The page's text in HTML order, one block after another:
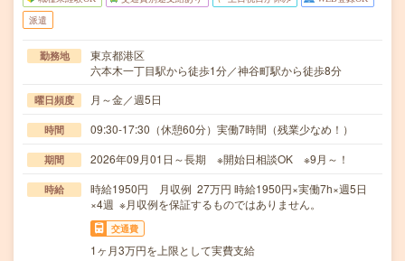
派遣
勤務地
東京都港区
六本木一丁目駅から徒歩1分／神谷町駅から徒歩8分
曜日頻度 月～金／週5日
時間 09:30-17:30（休憩60分）実働7時間（残業少なめ！）
期間 2026年09月01日～長期 ※開始日相談OK ※9月～！
時給
時給1950円 月収例 27万円 時給1950円×実働7h×週5日
×4週 ※月収例を保証するものではありません。
交通費
1ヶ月3万円を上限として実費支給